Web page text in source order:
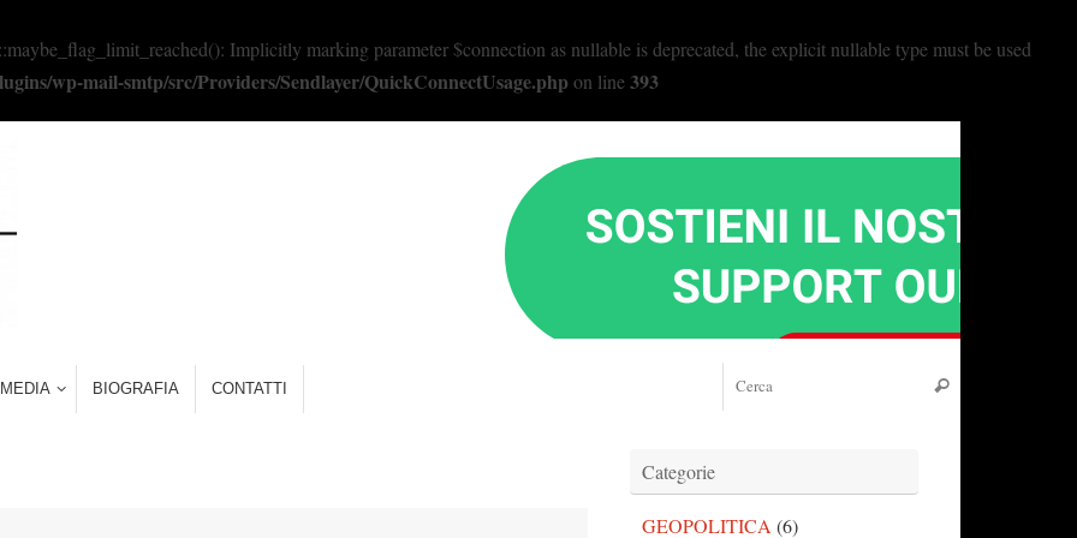
Implicitly marking parameter $connection as nullable is deprecated, the explicit nullable type must be used
wp-mail-smtp/src/Providers/Sendlayer/QuickConnectUsage.php on line393
MEDIA BIOGRAFIA CONTATTI Cerca
Categorie
GEOPOLITICA (6)